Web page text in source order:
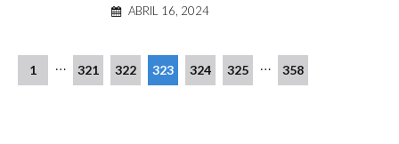
ABRIL 16, 2024
1 … 321 322 323 324 325 … 358